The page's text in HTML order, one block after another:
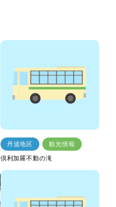
丹波地区
観光情報
倶利加羅不動の滝